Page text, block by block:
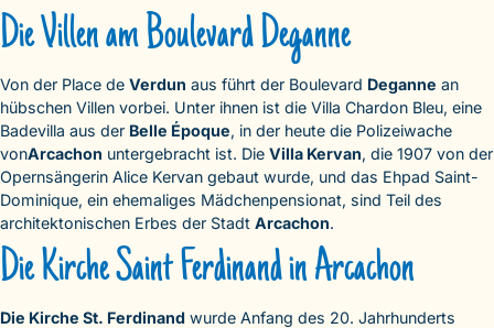
Die Villen am Boulevard Deganne
Von der Place de Verdun aus führt der Boulevard Deganne an
hübschen Villen vorbei. Unter ihnen ist die Villa Chardon Bleu, eine
Badevilla aus der Belle Époque, in der heute die Polizeiwache
vonArcachon untergebracht ist. Die Villa Kervan, die 1907 von der
Opernsängerin Alice Kervan gebaut wurde, und das Ehpad Saint-
Dominique, ein ehemaliges Mädchenpensionat, sind Teil des
architektonischen Erbes der Stadt Arcachon.
Die Kirche Saint Ferdinand in Arcachon
Die Kirche St. Ferdinand wurde Anfang des 20. Jahrhunderts